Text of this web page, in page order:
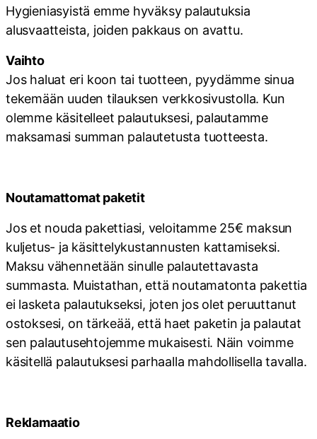
Hygieniasyistä emme hyväksy palautuksia
alusvaatteista, joiden pakkaus on avattu.
Vaihto
Jos haluat eri koon tai tuotteen, pyydämme sinua
tekemään uuden tilauksen verkkosivustolla. Kun
olemme käsitelleet palautuksesi, palautamme
maksamasi summan palautetusta tuotteesta.
Noutamattomat paketit
Jos et nouda pakettiasi, veloitamme 25€ maksun
kuljetus- ja käsittelykustannusten kattamiseksi.
Maksu vähennetään sinulle palautettavasta
summasta. Muistathan, että noutamatonta pakettia
ei lasketa palautukseksi, joten jos olet peruuttanut
ostoksesi, on tärkeää, että haet paketin ja palautat
sen palautusehtojemme mukaisesti. Näin voimme
käsitellä palautuksesi parhaalla mahdollisella tavalla.
Reklamaatio